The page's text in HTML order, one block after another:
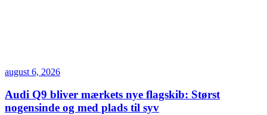
august 6, 2026
Audi Q9 bliver mærkets nye flagskib: Størst
nogensinde og med plads til syv